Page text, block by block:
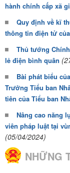
hành chính cấp xã
Quy định về kĩ
thông tin điện tử
Thủ tướng
lẻ điện bình quân
Bài phát biểu
Trưởng Tiểu ban
tiên của Tiểu ban
Nâng cao năng
viên pháp luật tại
(05/04/2024)
NHỮNG